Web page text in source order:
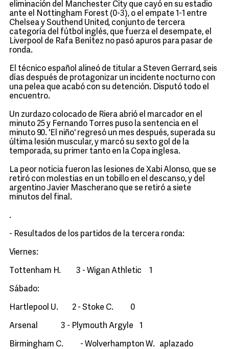
eliminación del Manchester City que cayó en su estadio
ante el Nottingham Forest (0-3), o el empate 1-1 entre
Chelsea y Southend United, conjunto de tercera
categoría del fútbol inglés, que fuerza el desempate, el
Liverpool de Rafa Benítez no pasó apuros para pasar de
ronda.
El técnico español alineó de titular a Steven Gerrard, seis
días después de protagonizar un incidente nocturno con
una pelea que acabó con su detención. Disputó todo el
encuentro.
Un zurdazo colocado de Riera abrió el marcador en el
minuto 25 y Fernando Torres puso la sentencia en el
minuto 90. 'El niño' regresó un mes después, superada su
última lesión muscular, y marcó su sexto gol de la
temporada, su primer tanto en la Copa inglesa.
La peor noticia fueron las lesiones de Xabi Alonso, que se
retiró con molestias en un tobillo en el descanso, y del
argentino Javier Mascherano que se retiró a siete
minutos del final.
.
- Resultados de los partidos de la tercera ronda:
Viernes:
Tottenham H. 3 - Wigan Athletic 1
Sábado:
Hartlepool U. 2 - Stoke C. 0
Arsenal 3 - Plymouth Argyle 1
Birmingham C. - Wolverhampton W. aplazado